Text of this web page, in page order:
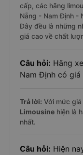
cấp, các hãng
Nẵng - Nam Định -
Đây đều là những
giá cao về chất
Câu hỏi: Hãng
Nam Định có giá
Trả lời: Với mức
Limousine hiện là
nhất.
Câu hỏi: Hiện